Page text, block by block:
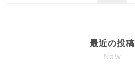
最近の投稿
New